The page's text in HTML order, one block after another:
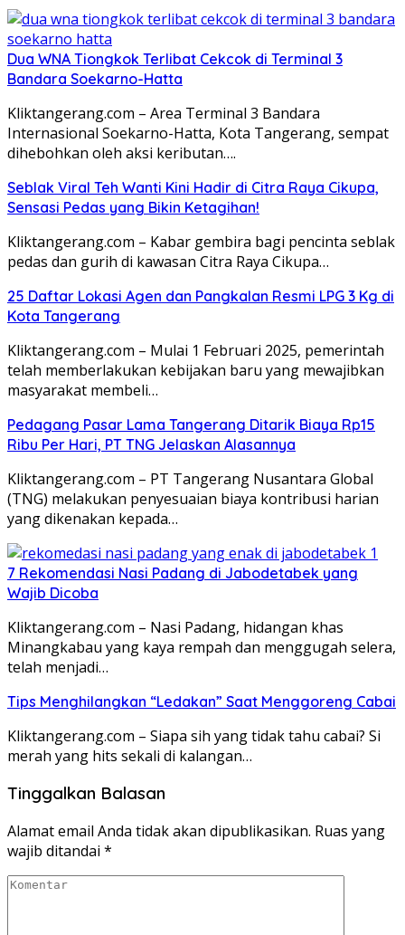
Dua WNA Tiongkok Terlibat Cekcok di Terminal 3
Bandara Soekarno-Hatta
Kliktangerang.com – Area Terminal 3 Bandara
Internasional Soekarno-Hatta, Kota Tangerang, sempat
dihebohkan oleh aksi keributan….
Seblak Viral Teh Wanti Kini Hadir di Citra Raya Cikupa,
Sensasi Pedas yang Bikin Ketagihan!
Kliktangerang.com – Kabar gembira bagi pencinta seblak
pedas dan gurih di kawasan Citra Raya Cikupa…
25 Daftar Lokasi Agen dan Pangkalan Resmi LPG 3 Kg di
Kota Tangerang
Kliktangerang.com – Mulai 1 Februari 2025, pemerintah
telah memberlakukan kebijakan baru yang mewajibkan
masyarakat membeli…
Pedagang Pasar Lama Tangerang Ditarik Biaya Rp15
Ribu Per Hari, PT TNG Jelaskan Alasannya
Kliktangerang.com – PT Tangerang Nusantara Global
(TNG) melakukan penyesuaian biaya kontribusi harian
yang dikenakan kepada…
7 Rekomendasi Nasi Padang di Jabodetabek yang
Wajib Dicoba
Kliktangerang.com – Nasi Padang, hidangan khas
Minangkabau yang kaya rempah dan menggugah selera,
telah menjadi…
Tips Menghilangkan “Ledakan” Saat Menggoreng Cabai
Kliktangerang.com – Siapa sih yang tidak tahu cabai? Si
merah yang hits sekali di kalangan…
Tinggalkan Balasan
Alamat email Anda tidak akan dipublikasikan. Ruas yang
wajib ditandai *